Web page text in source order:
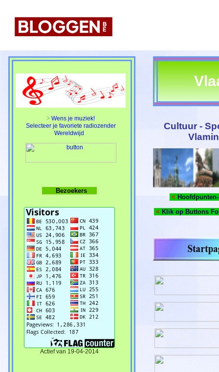
> Wens je muziek!
Selecteer je favoriete radiozender
Wereldwijd
Bezoekers
Actief van 19-04-2014
Cultuur -
<
< Klik op Buttons